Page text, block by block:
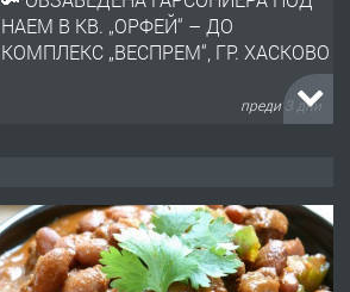
НАЕМ В КВ. „ОРФЕЙ“ – ДО
КОМПЛЕКС „ВЕСПРЕМ“, ГР. ХАСКОВО
преди 3 дни
АПАРТАМЕНТ В ЦЕНТЪРА НА ГР.
ХАСКОВО
преди 4 дни